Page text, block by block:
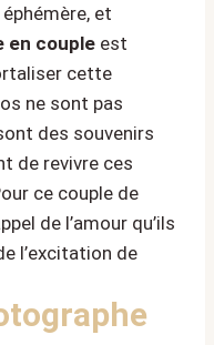
et
en couple est
cette
ne sont pas
des souvenirs
de revivre ces
ce couple de
de l’amour qu’ils
l’excitation de